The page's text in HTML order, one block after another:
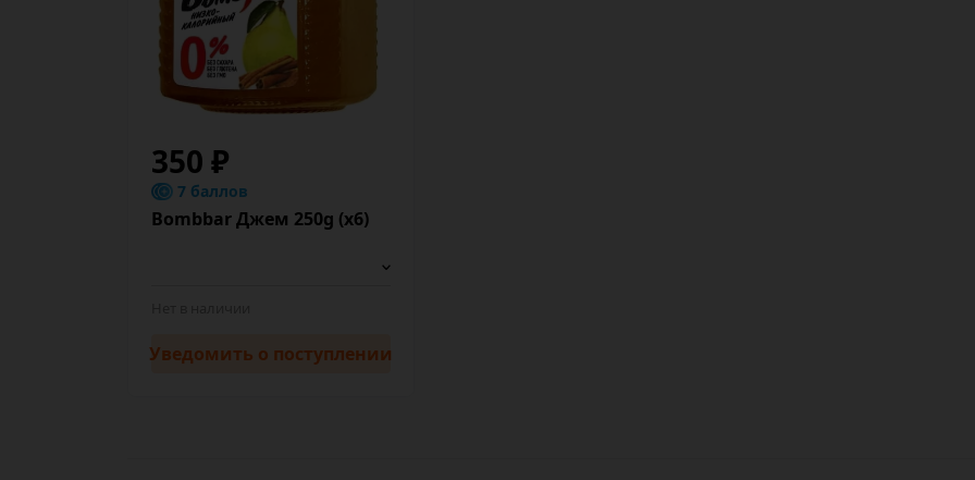
350 ₽
7 баллов
Bombbar Джем 250g (х6)
Уведомить о поступлении